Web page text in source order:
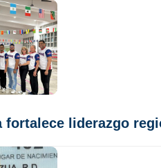
fortalece liderazgo